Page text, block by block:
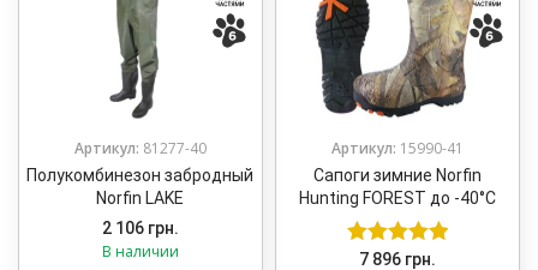
Артикул: 81277-40
Полукомбинезон забродный
Norfin LAKE
2 106 грн.
В наличии
Артикул: 15990-41
Сапоги зимние Norfin
Hunting FOREST до -40°С
Оценка5.00
7 896 грн.